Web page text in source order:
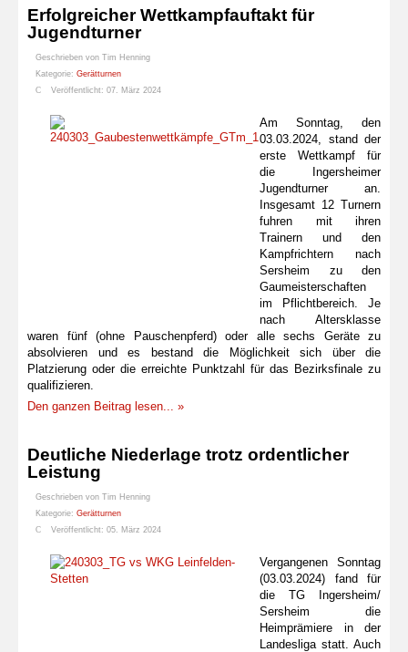
Erfolgreicher Wettkampfauftakt für
Jugendturner
Geschrieben von Tim Henning
Kategorie: Gerätturnen
Veröffentlicht: 07. März 2024
Am Sonntag, den
03.03.2024, stand der
erste Wettkampf für
die Ingersheimer
Jugendturner an.
Insgesamt 12 Turnern
fuhren mit ihren
Trainern und den
Kampfrichtern nach
Sersheim zu den
Gaumeisterschaften
im Pflichtbereich. Je
nach Altersklasse
waren fünf (ohne Pauschenpferd) oder alle sechs Geräte zu
absolvieren und es bestand die Möglichkeit sich über die
Platzierung oder die erreichte Punktzahl für das Bezirksfinale zu
qualifizieren.
Den ganzen Beitrag lesen... »
Deutliche Niederlage trotz ordentlicher
Leistung
Geschrieben von Tim Henning
Kategorie: Gerätturnen
Veröffentlicht: 05. März 2024
Vergangenen Sonntag
(03.03.2024) fand für
die TG Ingersheim/
Sersheim die
Heimprämiere in der
Landesliga statt. Auch